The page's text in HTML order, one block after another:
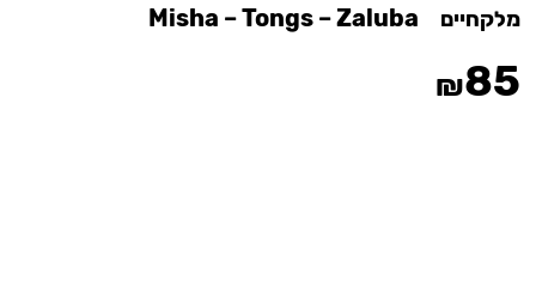
מלקחיים Misha – Tongs – Zaluba
₪85